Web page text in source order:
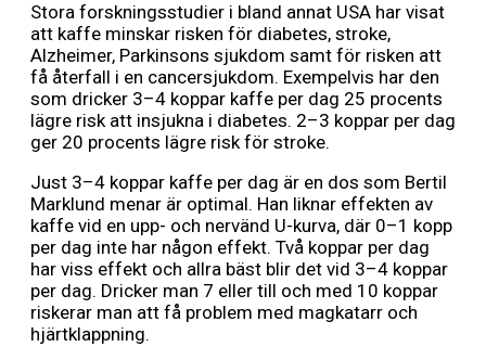
Stora forskningsstudier i bland annat USA har visat
att kaffe minskar risken för diabetes, stroke,
Alzheimer, Parkinsons sjukdom samt för risken att
få återfall i en cancersjukdom. Exempelvis har den
som dricker 3–4 koppar kaffe per dag 25 procents
lägre risk att insjukna i diabetes. 2–3 koppar per dag
ger 20 procents lägre risk för stroke.
Just 3–4 koppar kaffe per dag är en dos som Bertil
Marklund menar är optimal. Han liknar effekten av
kaffe vid en upp- och nervänd U-kurva, där 0–1 kopp
per dag inte har någon effekt. Två koppar per dag
har viss effekt och allra bäst blir det vid 3–4 koppar
per dag. Dricker man 7 eller till och med 10 koppar
riskerar man att få problem med magkatarr och
hjärtklappning.